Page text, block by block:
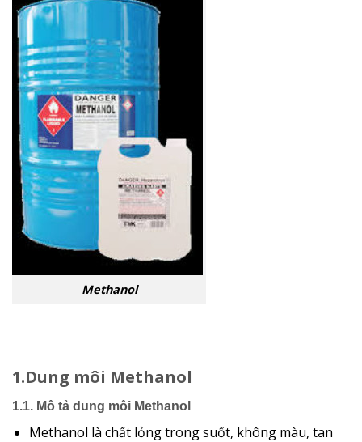
Methanol
1.Dung môi Methanol
1.1. Mô tả dung môi Methanol
Methanol là chất lỏng trong suốt, không màu, tan